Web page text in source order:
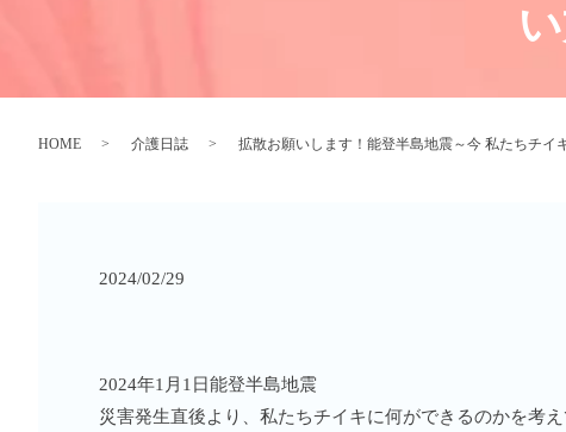
HOME 介護日誌 拡散お願いします！能登半島地震～今 私たちチ
2024/02/29
2024年1月1日能登半島地震
災害発生直後より、私たちチイキに何ができるのかを考え